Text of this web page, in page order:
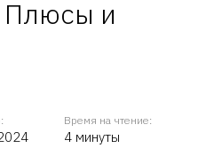
Плюсы и
Время на чтение:
4 минуты